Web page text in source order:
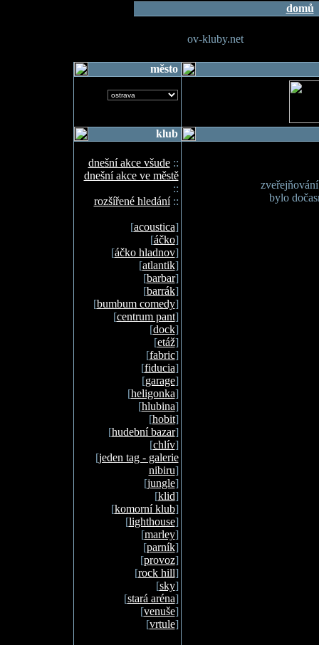
domů
ov-kluby.net
město
klub
dnešní akce všude::
dnešní akce ve městě
::
rozšířené hledání::
[acoustica]
[áčko]
[áčko hladnov]
[atlantik]
[barbar]
[barrák]
[bumbum comedy]
[centrum pant]
[dock]
[etáž]
[fabric]
[fiducia]
[garage]
[heligonka]
[hlubina]
[hobit]
[hudební bazar]
[chlív]
[jeden tag - galerie
nibiru]
[jungle]
[klid]
[komorní klub]
[lighthouse]
[marley]
[parník]
[provoz]
[rock hill]
[sky]
[stará aréna]
[venuše]
[vrtule]
bylo